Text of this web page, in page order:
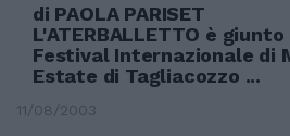
di PAOLA PARISET
L'ATERBALLETTO è giunto
Festival Internazionale di
Estate di Tagliacozzo ...
11/08/2003